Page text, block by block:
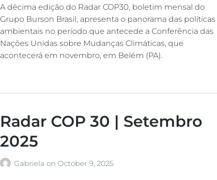
A décima edição do Radar COP30, boletim mensal do
Grupo Burson Brasil, apresenta o panorama das políticas
ambientais no período que antecede a Conferência das
Nações Unidas sobre Mudanças Climáticas, que
acontecerá em novembro, em Belém (PA).
Radar COP 30 | Setembro
2025
Gabriela on October 9, 2025